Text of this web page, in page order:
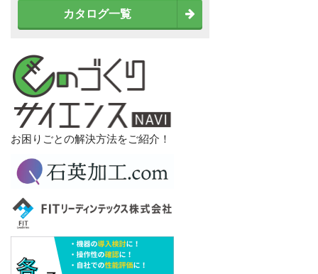
カタログ一覧
お困りごとの解決方法をご紹介！